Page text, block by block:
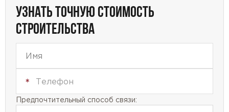
зону для отдыха и барбекю.
Проект дома №42-15 — это идеальное решение
функциональность. Он подходит как для
семейного проживания, так и для отдыха на
природе. Создайте свой уютный уголок с
помощью этого проекта дома с мансардой и
наслаждайтесь жизнью в полной мере.
УЗНАТЬ ТОЧНУЮ СТОИМОСТЬ
СТРОИТЕЛЬСТВА
Предпочтительный способ связи: